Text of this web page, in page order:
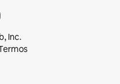
Inc.